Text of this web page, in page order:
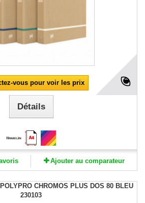
vous pour voir les prix
Détails
Ajouter au comparateur
CHROMOS PLUS DOS 80 BLEU
230103